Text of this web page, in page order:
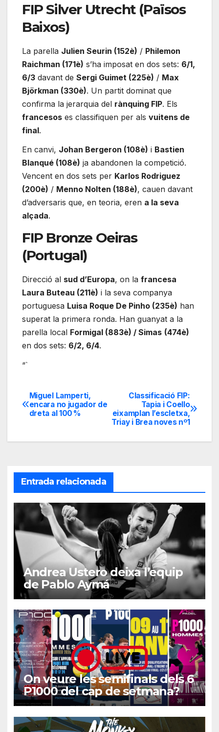
FIP Silver Utrecht (Països
Baixos)
La parella Julien Seurin (152è) / Philemon
Raichman (171è) s’ha imposat en dos sets: 6/1,
6/3 davant de Sergi Guimet (225è) / Max
Björkman (330è). Un partit dominat que
confirma la jerarquia del rànquing FIP. Els
francesos es classifiquen per als vuitens de
final.
En canvi, Johan Bergeron (108è) i Bastien
Blanqué (108è) ja abandonen la competició.
Vencent en dos sets per Karlos Rodriguez
(200è) / Menno Nolten (188è), cauen davant
d’adversaris que, en teoria, eren a la seva
alçada.
FIP Bronze Oeiras
(Portugal)
Direcció al sud d’Europa, on la francesa
Laura Buteau (211è) i la seva companya
portuguesa Luisa Roque De Pinho (235è) han
superat la primera ronda. Han guanyat a la
parella local Formigal (883è) / Simas (474è)
en dos sets: 6/2, 6/4.
“`
Navegación
de
entradas
Classificació FIP:
Tapia i Coello
eixamplan l’escletxa,
Triay i Brea noves nº1
Miguel Lamperti,
encara no jugador de
dreta al 100 %
Entrada relacionada
Andrea Ustero deixa l’equip
de Pablo Aymá
On veure les semifinals dels 6
P1000 del cap de setmana?